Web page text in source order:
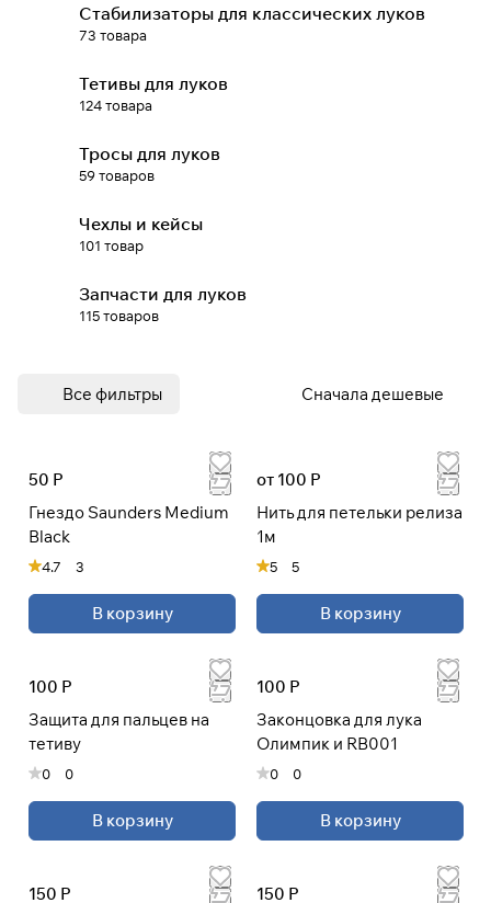
Стабилизаторы для классических луков
73 товара
Тетивы для луков
124 товара
Тросы для луков
59 товаров
Чехлы и кейсы
101 товар
Запчасти для луков
115 товаров
Все фильтры Сначала дешевые
50 Р
Гнездо Saunders Medium
Black
4.7 3
В корзину
от 100 Р
Нить для петельки релиза
1м
5 5
В корзину
100 Р
Защита для пальцев на
тетиву
0 0
В корзину
100 Р
Законцовка для лука
Олимпик и RB001
0 0
В корзину
150 Р 150 Р